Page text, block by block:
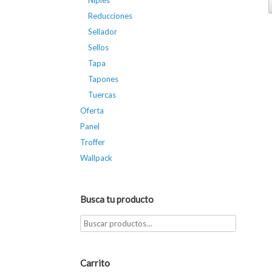
Reducciones
Sellador
Sellos
Tapa
Tapones
Tuercas
Oferta
Panel
Troffer
Wallpack
Busca tu producto
Carrito